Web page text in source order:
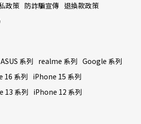
政策 防詐騙宣傳 退換款政策
ASUS 系列 realme 系列 Google 系列
16 系列
iPhone 15 系列
13 系列
iPhone 12 系列